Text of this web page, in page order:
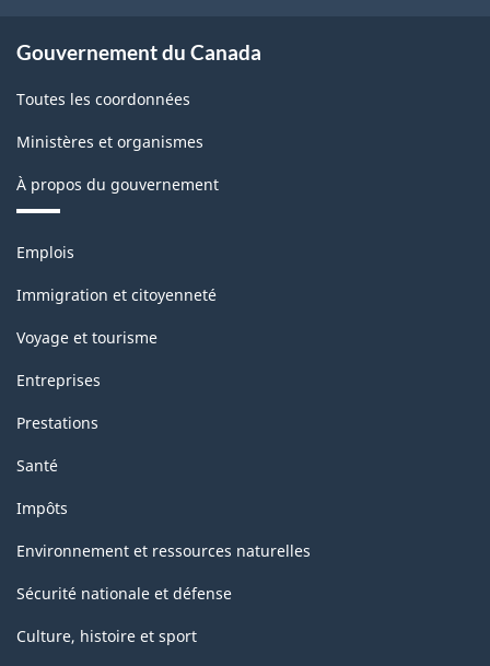
Gouvernement du Canada
Toutes les coordonnées
Ministères et organismes
À propos du gouvernement
Thèmes
sujets
Emplois
Immigration et citoyenneté
Voyage et tourisme
Entreprises
Prestations
Santé
Impôts
Environnement et ressources naturelles
Sécurité nationale et défense
Culture, histoire et sport